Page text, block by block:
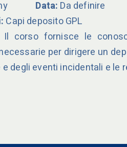
Data: Da definire
Capi deposito GPL
Il corso fornisce le
per dirigere un
degli eventi incidentali e le